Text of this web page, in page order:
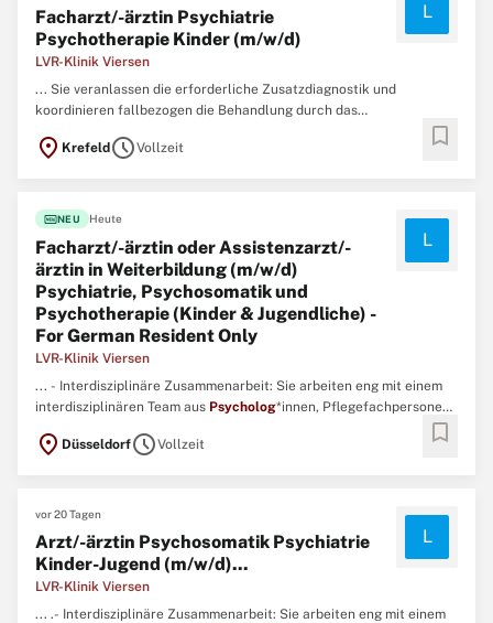
Facharzt/-ärztin Psychiatrie
Psychotherapie Kinder (m/w/d)
LVR-Klinik Viersen
L
... Sie veranlassen die erforderliche Zusatzdiagnostik und
koordinieren fallbezogen die Behandlung durch das
multiprofessionelle Team.Interdisziplinäre Zusammenarbeit: Sie
arbeiten eng mit einem interdisziplinären Team aus
location_on Krefeld scheduleVollzeit bookmark
fiber_newNEU Heute
Facharzt/-ärztin oder Assistenzarzt/-
ärztin in Weiterbildung (m/w/d)
Psychiatrie, Psychosomatik und
Psychotherapie (Kinder & Jugendliche) -
For German Resident Only
LVR-Klinik Viersen
L
... - Interdisziplinäre Zusammenarbeit: Sie arbeiten eng mit einem
interdisziplinären Team aus Psycholog*innen, Pflegefachpersonen,
Erzieher*innen und Fachtherapeut*innen aus Bewegungstherapie,
Ergotherapie, Kreativtherapie, Musiktherapie und Logopädie
location_on DüsseldorfscheduleVollzeit bookmark
vor 20 Tagen
Arzt/-ärztin Psychosomatik Psychiatrie
Kinder-Jugend (m/w/d)...
LVR-Klinik Viersen
L
... .- Interdisziplinäre Zusammenarbeit: Sie arbeiten eng mit einem